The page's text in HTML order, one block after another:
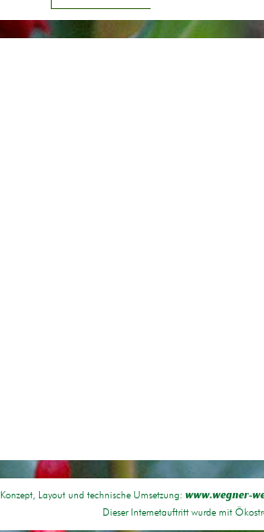
Konzept, Layout und technische Umsetzung: www.wegner-
Dieser Internetauftritt wurde mit